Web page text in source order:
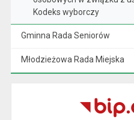
Kodeks wyborczy
Gminna Rada Seniorów
Młodzieżowa Rada Miejska